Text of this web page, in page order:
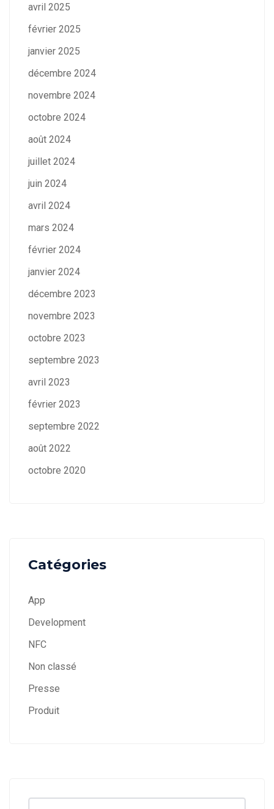
avril 2025
février 2025
janvier 2025
décembre 2024
novembre 2024
octobre 2024
août 2024
juillet 2024
juin 2024
avril 2024
mars 2024
février 2024
janvier 2024
décembre 2023
novembre 2023
octobre 2023
septembre 2023
avril 2023
février 2023
septembre 2022
août 2022
octobre 2020
Catégories
App
Development
NFC
Non classé
Presse
Produit